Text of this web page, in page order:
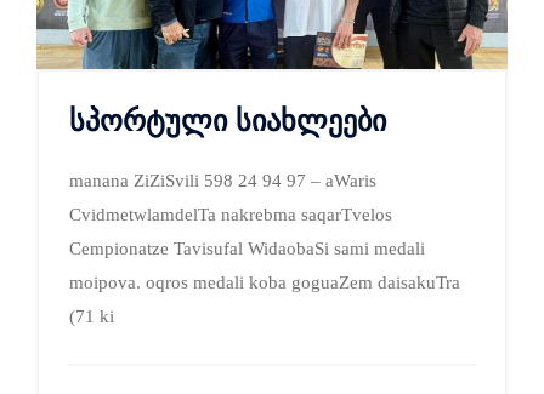
სპორტული სიახლეები
manana ZiZiSvili 598 24 94 97 – aWaris
CvidmetwlamdelTa nakrebma saqarTvelos
Cempionatze Tavisufal WidaobaSi sami medali
moipova. oqros medali koba goguaZem daisakuTra
(71 ki